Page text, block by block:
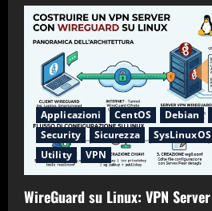
Applicazioni CentOS Debian
Security
Sicurezza SysLinuxOS
Utility
VPN
WireGuard su Linux: VPN Server